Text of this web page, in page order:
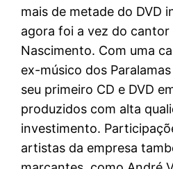
mais de metade do DVD
agora foi a vez do
Nascimento. Com uma
ex-músico dos
seu primeiro CD e DVD
produzidos com alta
investimento.
artistas da empresa